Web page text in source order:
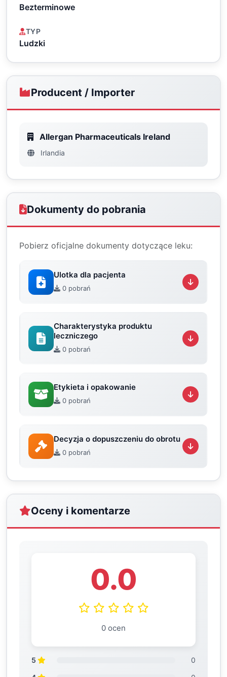
Bezterminowe
TYP
Ludzki
Producent / Importer
Allergan Pharmaceuticals Ireland
Irlandia
Dokumenty do pobrania
Pobierz oficjalne dokumenty dotyczące leku:
Ulotka dla pacjenta
0 pobrań
Charakterystyka produktu
leczniczego
0 pobrań
Etykieta i opakowanie
0 pobrań
Decyzja o dopuszczeniu do obrotu
0 pobrań
Oceny i komentarze
0.0
0 ocen
5
0